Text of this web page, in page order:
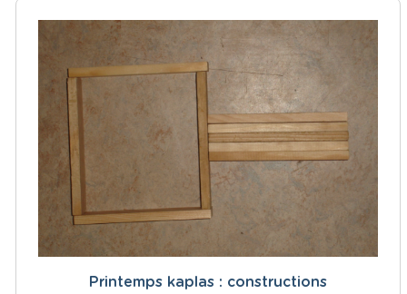
Printemps kaplas : constructions